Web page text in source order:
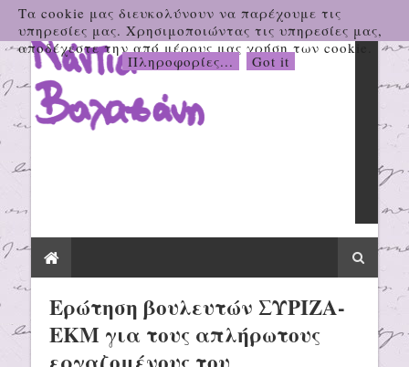
Ερώτηση βουλευτών ΣΥΡΙΖΑ-
ΕΚΜ για τους απλήρωτους
Τα cookie μας διευκολύνουν να παρέχουμε τις
υπηρεσίες μας. Χρησιμοποιώντας τις υπηρεσίες μας,
αποδέχεστε την από μέρους μας χρήση των cookie.
Πληροφορίες... Got it